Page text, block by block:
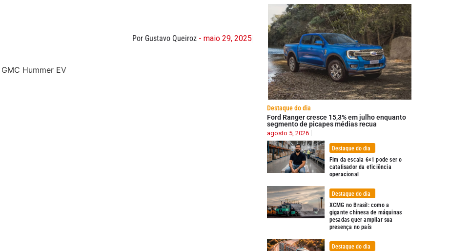
Por Gustavo Queiroz - maio 29, 2025
Destaque do dia
Ford Ranger cresce 15,3% em julho enquanto
segmento de picapes médias recua
agosto 5, 2026
Destaque do dia
Fim da escala 6×1 pode ser o
catalisador da eficiência
operacional
Destaque do dia
XCMG no Brasil: como a
gigante chinesa de máquinas
pesadas quer ampliar sua
presença no país
Destaque do dia